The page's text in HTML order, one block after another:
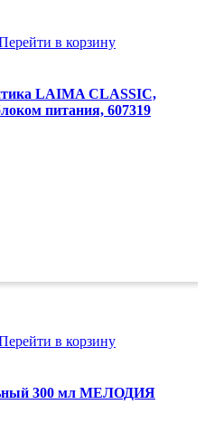
в корзину
LAIMA CLASSIC,
питания, 607319
в корзину
300 мл МЕЛОДИЯ